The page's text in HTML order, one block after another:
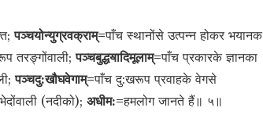
पञ्चयोन्युग्रवक्राम्=पाँच स्थानोंसे उत्पन्न होकर भयानक
तरङ्गोंवाली;पञ्चबुद्धॺादिमूलाम्=पाँच प्रकारके ज्ञानका
पञ्चदु:खौघवेगाम्=पाँच दु:खरूप प्रवाहके वेगसे
(नदीको); अधीम:=हमलोग जानते हैं॥ ५॥